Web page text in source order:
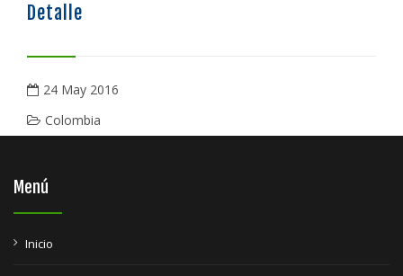
Detalle
24 May 2016
Colombia
Menú
Inicio